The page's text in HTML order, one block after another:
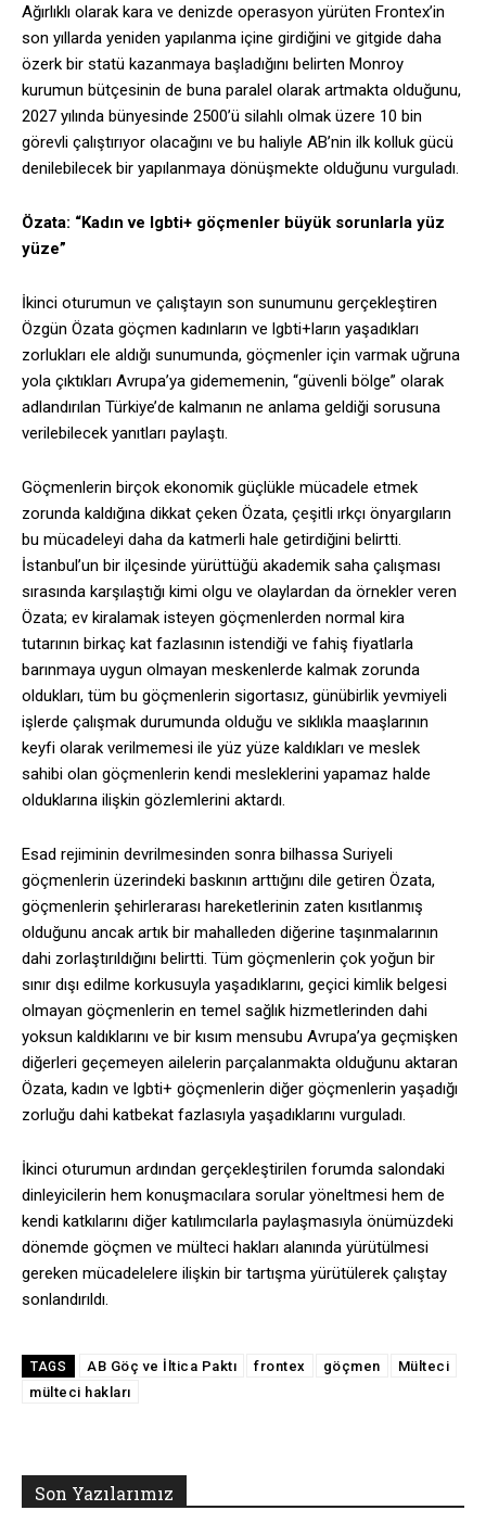
Ağırlıklı olarak kara ve denizde operasyon yürüten Frontex’in
son yıllarda yeniden yapılanma içine girdiğini ve gitgide daha
özerk bir statü kazanmaya başladığını belirten Monroy
kurumun bütçesinin de buna paralel olarak artmakta olduğunu,
2027 yılında bünyesinde 2500’ü silahlı olmak üzere 10 bin
görevli çalıştırıyor olacağını ve bu haliyle AB’nin ilk kolluk gücü
denilebilecek bir yapılanmaya dönüşmekte olduğunu vurguladı.
Özata: “Kadın ve lgbti+ göçmenler büyük sorunlarla yüz
yüze”
İkinci oturumun ve çalıştayın son sunumunu gerçekleştiren
Özgün Özata göçmen kadınların ve lgbti+ların yaşadıkları
zorlukları ele aldığı sunumunda, göçmenler için varmak uğruna
yola çıktıkları Avrupa’ya gidememenin, “güvenli bölge” olarak
adlandırılan Türkiye’de kalmanın ne anlama geldiği sorusuna
verilebilecek yanıtları paylaştı.
Göçmenlerin birçok ekonomik güçlükle mücadele etmek
zorunda kaldığına dikkat çeken Özata, çeşitli ırkçı önyargıların
bu mücadeleyi daha da katmerli hale getirdiğini belirtti.
İstanbul’un bir ilçesinde yürüttüğü akademik saha çalışması
sırasında karşılaştığı kimi olgu ve olaylardan da örnekler veren
Özata; ev kiralamak isteyen göçmenlerden normal kira
tutarının birkaç kat fazlasının istendiği ve fahiş fiyatlarla
barınmaya uygun olmayan meskenlerde kalmak zorunda
oldukları, tüm bu göçmenlerin sigortasız, günübirlik yevmiyeli
işlerde çalışmak durumunda olduğu ve sıklıkla maaşlarının
keyfi olarak verilmemesi ile yüz yüze kaldıkları ve meslek
sahibi olan göçmenlerin kendi mesleklerini yapamaz halde
olduklarına ilişkin gözlemlerini aktardı.
Esad rejiminin devrilmesinden sonra bilhassa Suriyeli
göçmenlerin üzerindeki baskının arttığını dile getiren Özata,
göçmenlerin şehirlerarası hareketlerinin zaten kısıtlanmış
olduğunu ancak artık bir mahalleden diğerine taşınmalarının
dahi zorlaştırıldığını belirtti. Tüm göçmenlerin çok yoğun bir
sınır dışı edilme korkusuyla yaşadıklarını, geçici kimlik belgesi
olmayan göçmenlerin en temel sağlık hizmetlerinden dahi
yoksun kaldıklarını ve bir kısım mensubu Avrupa’ya geçmişken
diğerleri geçemeyen ailelerin parçalanmakta olduğunu aktaran
Özata, kadın ve lgbti+ göçmenlerin diğer göçmenlerin yaşadığı
zorluğu dahi katbekat fazlasıyla yaşadıklarını vurguladı.
İkinci oturumun ardından gerçekleştirilen forumda salondaki
dinleyicilerin hem konuşmacılara sorular yöneltmesi hem de
kendi katkılarını diğer katılımcılarla paylaşmasıyla önümüzdeki
dönemde göçmen ve mülteci hakları alanında yürütülmesi
gereken mücadelelere ilişkin bir tartışma yürütülerek çalıştay
sonlandırıldı.
TAGS AB Göç ve İltica Paktı frontex göçmen
Mülteci
mülteci hakları
Son Yazılarımız